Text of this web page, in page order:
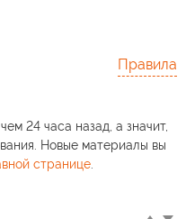
Правила
24 часа назад, а значит,
Новые материалы вы
странице.